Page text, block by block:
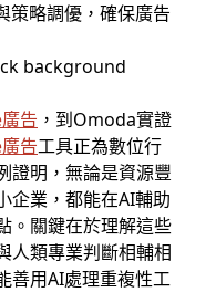
策略調優，確保廣告
告 ，到Omoda實證
告工具正為數位行
證明，無論是資源豐
企業，都能在AI輔助
。關鍵在於理解這些
人類專業判斷相輔相
善用AI處理重複性工